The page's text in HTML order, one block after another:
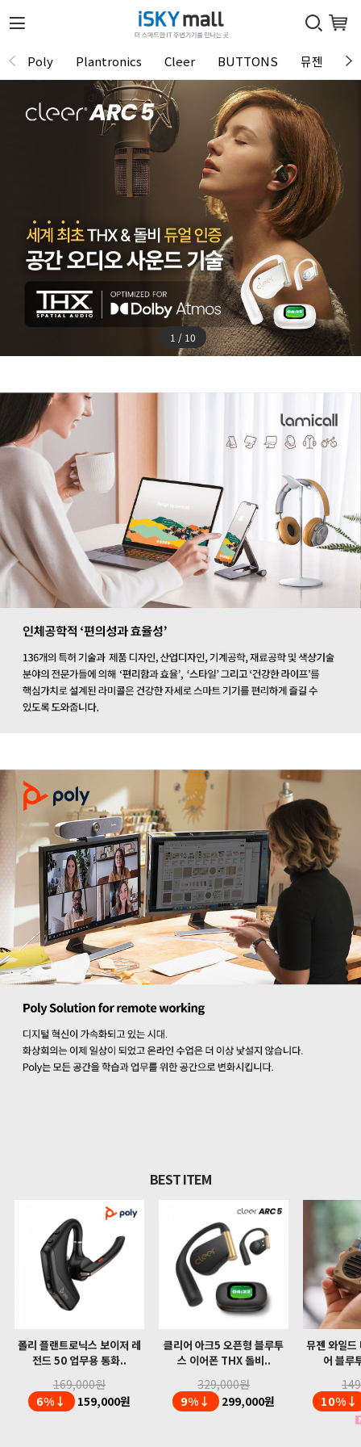
Poly Plantronics Cleer BUTTONS 뮤젠
1 / 10
BEST ITEM
폴리 플랜트로닉스 보이저 레
전드 50 업무용 통화..
169,000원
6%↓
159,000원
클리어 아크5 오픈형 블루투
스 이어폰 THX 돌비..
329,000원
9%↓
299,000원
뮤젠 와일
어 블루
10%↓